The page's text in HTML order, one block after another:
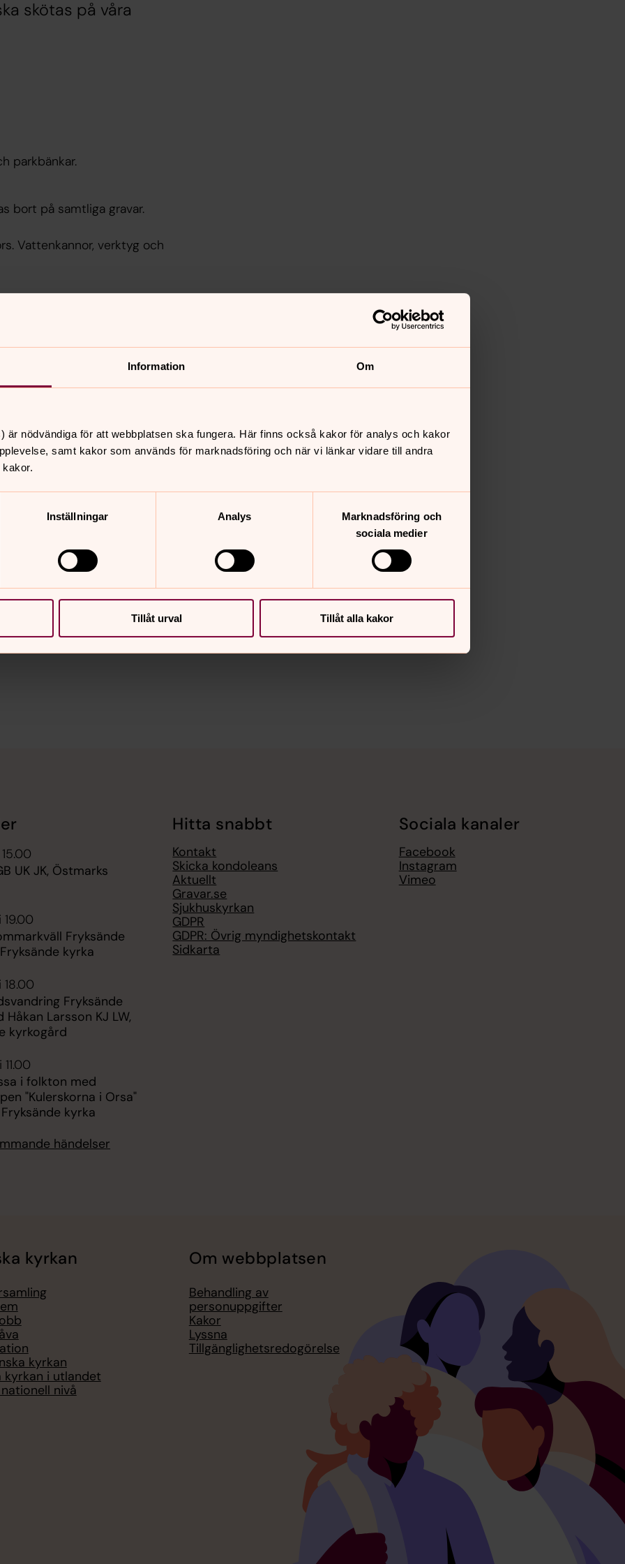
Information Om
är nödvändiga för att webbplatsen ska fungera. Här finns också kakor för analys och kakor
samt kakor som används för marknadsföring och när vi länkar vidare till andra
Inställningar Analys
Marknadsföring och
sociala medier
Tillåt urval Tillåt alla kakor
skötas på våra
parkbänkar.
bort på samtliga gravar.
Vattenkannor, verktyg och
till midsommar.
parkbänkar.
UK JK, Östmarks
19.00
Fryksände
kyrka
18.00
Fryksände
Håkan Larsson KJ LW,
kyrkogård
i folkton med
"Kulerskorna i Orsa"
Fryksände kyrka
händelser
Hitta snabbt
Kontakt
Skicka kondoleans
Aktuellt
Gravar.se
Sjukhuskyrkan
GDPR
GDPR: Övrig myndighetskontakt
Sidkarta
Sociala kanaler
Facebook
Instagram
Vimeo
kyrkan
kyrkan
kyrkan i utlandet
nivå
Om webbplatsen
Behandling av
personuppgifter
Kakor
Lyssna
Tillgänglighetsredogörelse